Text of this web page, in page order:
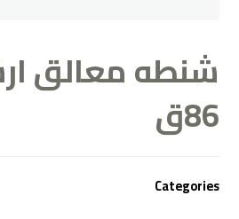
شنطه معالق
86ق
Categories